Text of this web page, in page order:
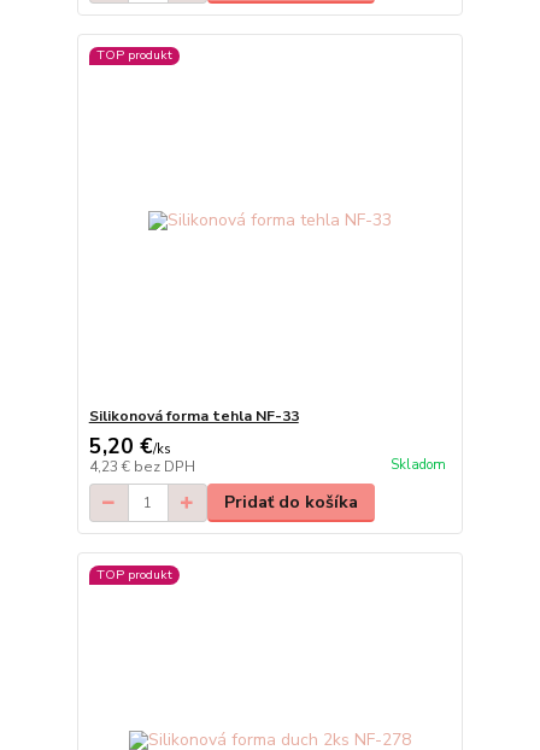
TOP produkt
Silikonová forma tehla NF-33
5,20 €/ks
4,23 € bez DPH Skladom
Pridať do košíka
TOP produkt